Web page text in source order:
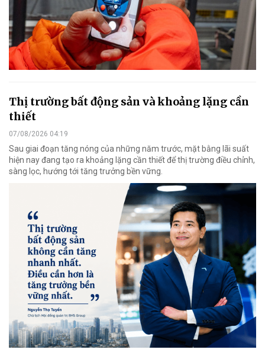
Thị trường bất động sản và khoảng lặng cần
thiết
07/08/2026 04:19
Sau giai đoạn tăng nóng của những năm trước, mặt bằng lãi suất
hiện nay đang tạo ra khoảng lặng cần thiết để thị trường điều chỉnh,
sàng lọc, hướng tới tăng trưởng bền vững.